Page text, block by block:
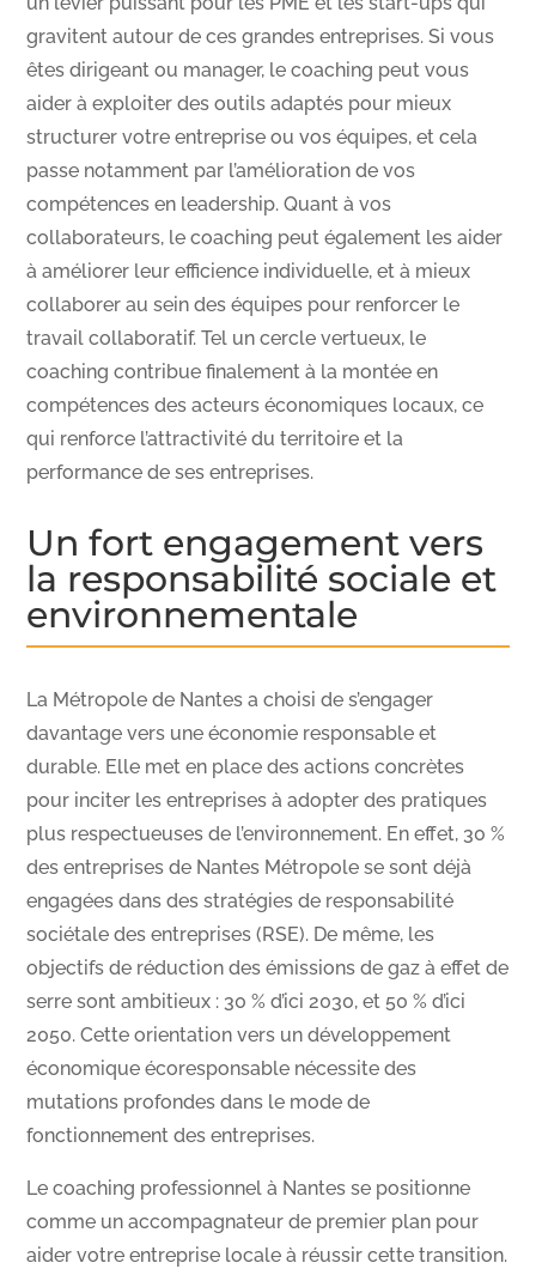
gravitent autour de ces grandes entreprises. Si vous
êtes dirigeant ou manager, le coaching peut vous
aider à exploiter des outils adaptés pour mieux
structurer votre entreprise ou vos équipes, et cela
passe notamment par l’amélioration de vos
compétences en leadership. Quant à vos
collaborateurs, le coaching peut également les aider
à améliorer leur efficience individuelle, et à mieux
collaborer au sein des équipes pour renforcer le
travail collaboratif. Tel un cercle vertueux, le
coaching contribue finalement à la montée en
compétences des acteurs économiques locaux, ce
qui renforce l’attractivité du territoire et la
performance de ses entreprises.
Un fort engagement vers
la responsabilité sociale et
environnementale
La Métropole de Nantes a choisi de s’engager
davantage vers une économie responsable et
durable. Elle met en place des actions concrètes
pour inciter les entreprises à adopter des pratiques
plus respectueuses de l’environnement. En effet, 30 %
des entreprises de Nantes Métropole se sont déjà
engagées dans des stratégies de responsabilité
sociétale des entreprises (RSE). De même, les
objectifs de réduction des émissions de gaz à effet de
serre sont ambitieux : 30 % d’ici 2030, et 50 % d’ici
2050. Cette orientation vers un développement
économique écoresponsable nécessite des
mutations profondes dans le mode de
fonctionnement des entreprises.
Le coaching professionnel à Nantes se positionne
comme un accompagnateur de premier plan pour
aider votre entreprise locale à réussir cette transition.